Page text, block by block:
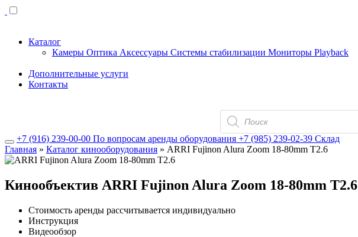
Каталог
Камеры Оптика Аксессуары Системы стабилизации Мониторы Playback
Дополнительные услуги
Контакты
Поиск
товаров
+7 (916) 239-00-00 По вопросам аренды оборудования +7 (985) 239-02-39 Склад
Главная » Каталог кинооборудования » ARRI Fujinon Alura Zoom 18-80mm T2.6
Кинообъектив ARRI Fujinon Alura Zoom 18-80mm T2.6
Стоимость аренды рассчитывается индивидуально
Инструкция
Видеообзор